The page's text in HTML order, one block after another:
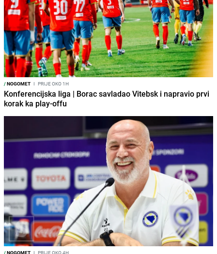
/NOGOMET I PRIJE OKO 1H
Konferencijska liga | Borac savladao Vitebsk i napravio prvi
korak ka play-offu
/NOGOMET I PRIJE OKO 4H